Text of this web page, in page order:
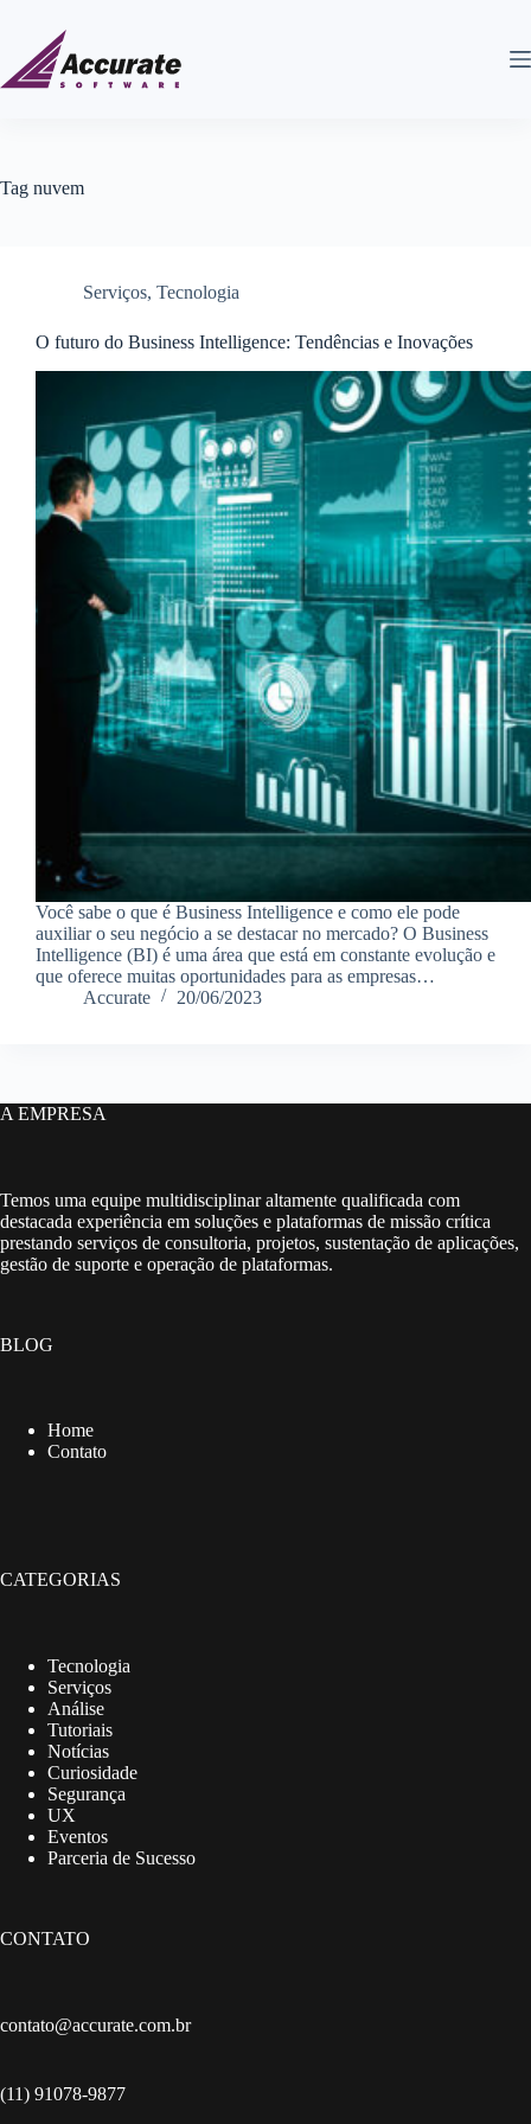
Tag nuvem
Serviços, Tecnologia
O futuro do Business Intelligence: Tendências e Inovações
Você sabe o que é Business Intelligence e como ele pode
auxiliar o seu negócio a se destacar no mercado? O Business
Intelligence (BI) é uma área que está em constante evolução e
que oferece muitas oportunidades para as empresas…
Accurate
20/06/2023
A EMPRESA
Temos uma equipe multidisciplinar altamente qualificada com
destacada experiência em soluções e plataformas de missão crítica
prestando serviços de consultoria, projetos, sustentação de aplicações,
gestão de suporte e operação de plataformas.
BLOG
Home
Contato
CATEGORIAS
Tecnologia
Serviços
Análise
Tutoriais
Notícias
Curiosidade
Segurança
UX
Eventos
Parceria de Sucesso
CONTATO
contato@accurate.com.br
(11) 91078-9877